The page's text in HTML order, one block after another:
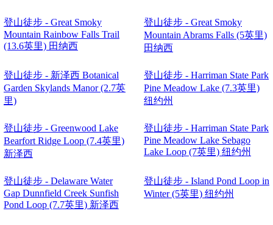
登山徒步 - Great Smoky
Mountain Rainbow Falls Trail
(13.6英里) 田纳西
登山徒步 - Great Smoky
Mountain Abrams Falls (5英里)
田纳西
登山徒步 - 新泽西 Botanical
Garden Skylands Manor (2.7英
里)
登山徒步 - Harriman State Park
Pine Meadow Lake (7.3英里)
纽约州
登山徒步 - Greenwood Lake
Bearfort Ridge Loop (7.4英里)
新泽西
登山徒步 - Harriman State Park
Pine Meadow Lake Sebago
Lake Loop (7英里) 纽约州
登山徒步 - Delaware Water
Gap Dunnfield Creek Sunfish
Pond Loop (7.7英里) 新泽西
登山徒步 - Island Pond Loop in
Winter (5英里) 纽约州